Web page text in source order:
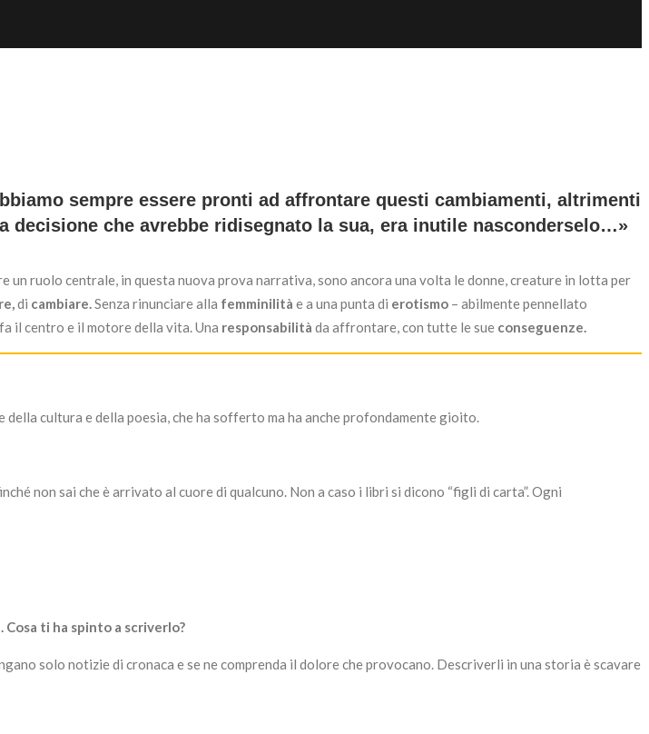
sempre essere pronti ad affrontare questi cambiamenti, altrimenti
decisione che avrebbe ridisegnato la sua, era inutile nasconderselo…»
un ruolo centrale, in questa nuova prova narrativa, sono ancora una volta le donne, creature in lotta per
di cambiare.Senza rinunciare alla femminilità e a una punta di erotismo – abilmente pennellato
il centro e il motore della vita. Una responsabilità da affrontare, con tutte le sue conseguenze.
della cultura e della poesia, che ha sofferto ma ha anche profondamente gioito.
non sai che è arrivato al cuore di qualcuno. Non a caso i libri si dicono “figli di carta”. Ogni
ti ha spinto a scriverlo?
solo notizie di cronaca e se ne comprenda il dolore che provocano. Descriverli in una storia è scavare